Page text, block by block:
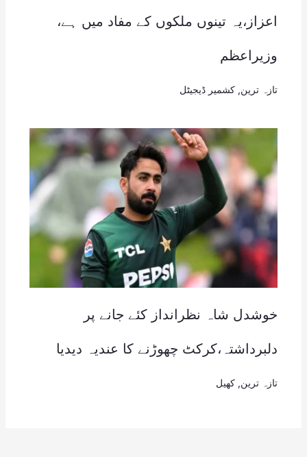
اعزاز،یہ تینوں ملکوں کے مفاد میں ہے،
وزیراعظم
تازہ ترین کشمیر ڈیجیٹل
خوشدل شاہ نظرانداز کئے جانے پر
دلبرداشتہ،کرکٹ چھوڑنے کا عندیہ دیدیا
تازہ ترین کھیل